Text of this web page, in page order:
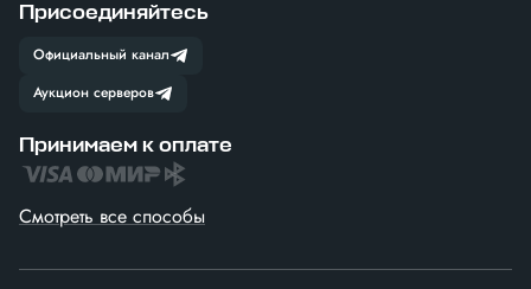
Присоединяйтесь
Официальный канал
Аукцион серверов
Принимаем к оплате
Смотреть все способы